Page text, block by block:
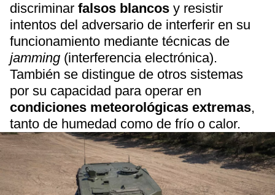
discriminar falsos blancos y resistir
intentos del adversario de interferir en su
funcionamiento mediante técnicas de
jamming (interferencia electrónica).
También se distingue de otros sistemas
por su capacidad para operar en
condiciones meteorológicas extremas,
tanto de humedad como de frío o calor.